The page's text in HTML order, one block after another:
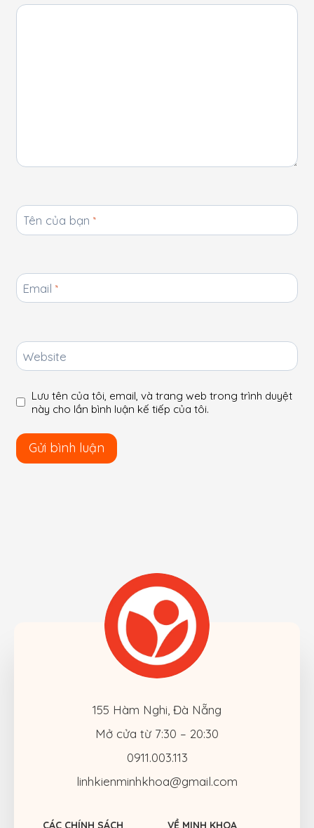
Tên của bạn *
Email *
Website
Lưu tên của tôi, email, và trang web trong trình duyệt
này cho lần bình luận kế tiếp của tôi.
155 Hàm Nghi, Đà Nẵng
Mở cửa từ 7:30 – 20:30
0911.003.113
linhkienminhkhoa@gmail.com